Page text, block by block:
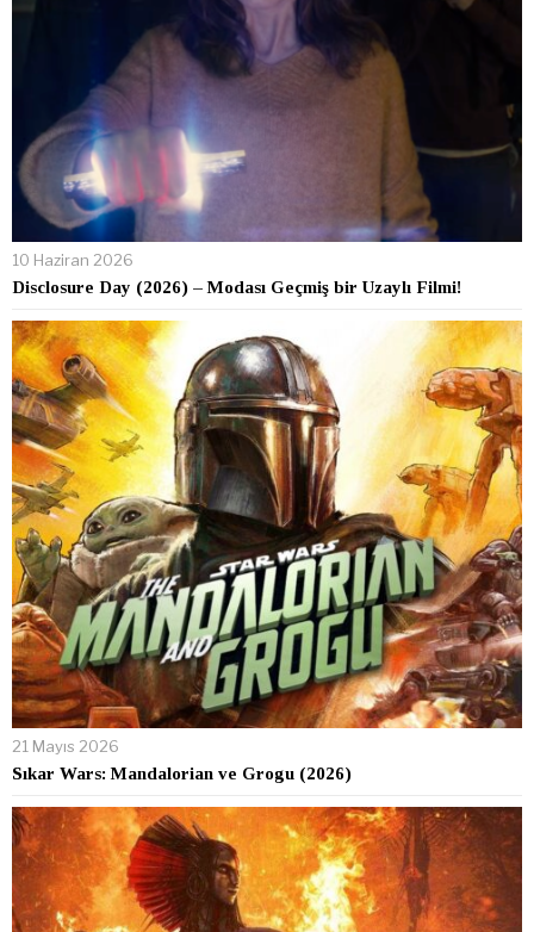
10 Haziran 2026
Disclosure Day (2026) – Modası Geçmiş bir Uzaylı Filmi!
21 Mayıs 2026
Sıkar Wars: Mandalorian ve Grogu (2026)